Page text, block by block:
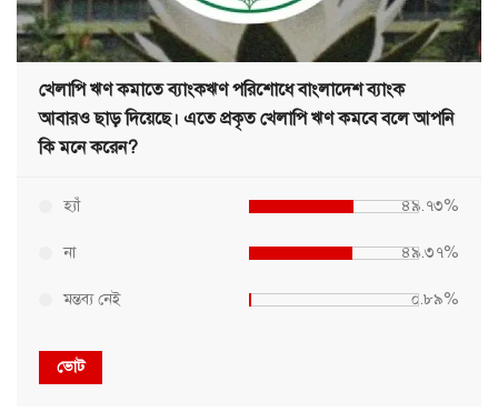
খেলাপি ঋণ কমাতে ব্যাংকঋণ পরিশোধে বাংলাদেশ ব্যাংক
আবারও ছাড় দিয়েছে। এতে প্রকৃত খেলাপি ঋণ কমবে বলে আপনি
কি মনে করেন?
হ্যাঁ ৪৯.৭৩%
না ৪৯.৩৭%
মন্তব্য নেই ০.৮৯%
ভোট